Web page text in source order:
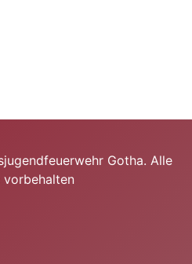
Gotha. Alle
vorbehalten